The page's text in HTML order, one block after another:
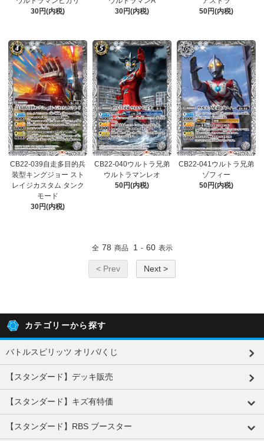
30円(内税)
30円(内税)
50円(内税)
CB22-039自走多目的兵
装型キングジョー スト
レイジカスタム タンク
モード
30円(内税)
CB22-040ウルトラ兄弟
ウルトラマンレオ
50円(内税)
CB22-041ウルトラ兄弟
ゾフィー
50円(内税)
全 78 商品 1 - 60 表示
< Prev Next >
カテゴリーから探す
バトルスピリッツ オリパ/くじ
【スタンダード】デッキ販売
【スタンダード】キズ有特価
【スタンダード】RBS ブースター